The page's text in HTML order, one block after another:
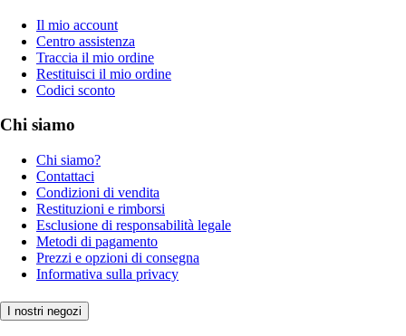
Il mio account
Centro assistenza
Traccia il mio ordine
Restituisci il mio ordine
Codici sconto
Chi siamo
Chi siamo?
Contattaci
Condizioni di vendita
Restituzioni e rimborsi
Esclusione di responsabilità legale
Metodi di pagamento
Prezzi e opzioni di consegna
Informativa sulla privacy
I nostri negozi